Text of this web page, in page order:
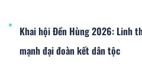
Khai hội Đền Hùng 2026: Linh
mạnh đại đoàn kết dân tộc